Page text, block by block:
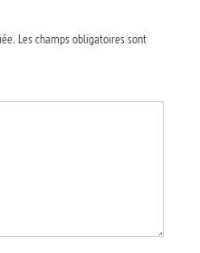
Les champs obligatoires sont